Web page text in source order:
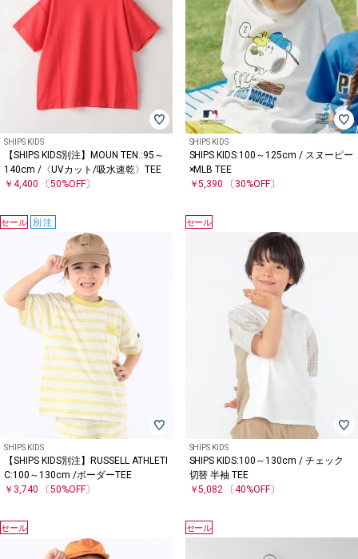
SHIPS KIDS
【SHIPS KIDS別注】MOUN TEN.:95～
140cm /〈UVカット/吸水速乾〉TEE
￥4,400 〔50%OFF〕
SHIPS KIDS
SHIPS KIDS:100～125cm / スヌーピー
×MLB TEE
￥5,390
〔30%OFF〕
セール 別注
SHIPS KIDS
【SHIPS KIDS別注】RUSSELL ATHLETI
C:100～130cm /ボーダーTEE
￥3,740 〔50%OFF〕
セール
SHIPS KIDS
SHIPS KIDS:100～130cm / チェック
切替 半袖 TEE
￥5,082 〔40%OFF〕
セール セール